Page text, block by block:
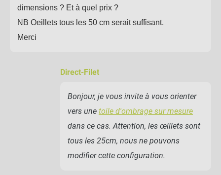
dimensions ? Et à quel prix ?
NB Oeillets tous les 50 cm serait suffisant.
Merci
Direct-Filet
Bonjour, je vous invite à vous orienter
vers une toile d'ombrage sur mesure
dans ce cas. Attention, les œillets sont
tous les 25cm, nous ne pouvons
modifier cette configuration.